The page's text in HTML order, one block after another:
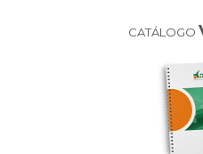
CATÁLOGO